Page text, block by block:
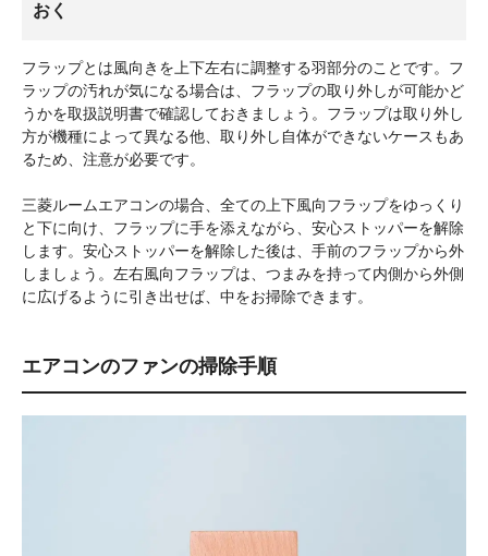
おく
フラップとは風向きを上下左右に調整する羽部分のことです。フ
ラップの汚れが気になる場合は、フラップの取り外しが可能かど
うかを取扱説明書で確認しておきましょう。フラップは取り外し
方が機種によって異なる他、取り外し自体ができないケースもあ
るため、注意が必要です。
三菱ルームエアコンの場合、全ての上下風向フラップをゆっくり
と下に向け、フラップに手を添えながら、安心ストッパーを解除
します。安心ストッパーを解除した後は、手前のフラップから外
しましょう。左右風向フラップは、つまみを持って内側から外側
に広げるように引き出せば、中をお掃除できます。
エアコンのファンの掃除手順